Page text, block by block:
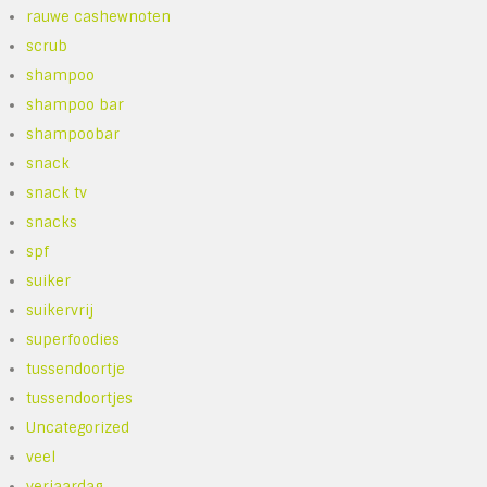
rauwe cashewnoten
scrub
shampoo
shampoo bar
shampoobar
snack
snack tv
snacks
spf
suiker
suikervrij
superfoodies
tussendoortje
tussendoortjes
Uncategorized
veel